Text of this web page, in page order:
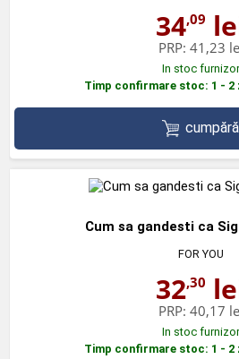
34,09
PRP: 41,23
In stoc furnizor
Timp confirmare stoc: 1 -
cumpără
Cum sa gandesti ca
FOR YOU
32,30
PRP: 40,17
In stoc furnizor
Timp confirmare stoc: 1 -